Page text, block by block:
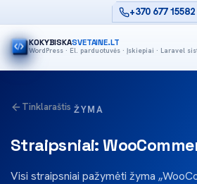
+370 677 15582
KOKYBISKASVETAINE.LT
WordPress · El. parduotuvės · Įskiepiai · Laravel
Tinklaraštis ŽYMA
Straipsniai:
Visi straipsniai pažymėti žyma